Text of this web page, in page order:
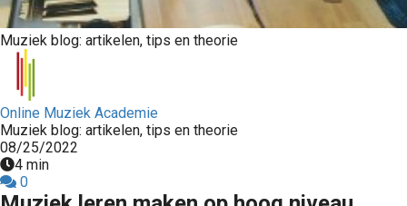
Muziek blog: artikelen, tips en theorie
Online Muziek Academie
Muziek blog: artikelen, tips en theorie
08/25/2022
4 min
0